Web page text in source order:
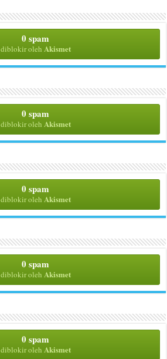
0 spam
diblokir oleh Akismet
0 spam
diblokir oleh Akismet
0 spam
diblokir oleh Akismet
0 spam
diblokir oleh Akismet
0 spam
diblokir oleh Akismet